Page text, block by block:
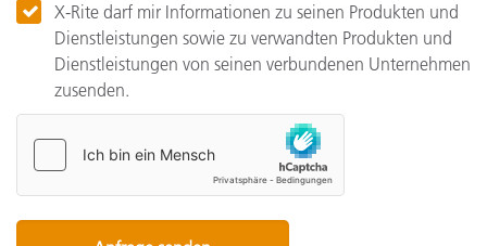
X-Rite darf mir Informationen zu seinen Produkten und
Dienstleistungen sowie zu verwandten Produkten und
Dienstleistungen von seinen verbundenen Unternehmen
zusenden.